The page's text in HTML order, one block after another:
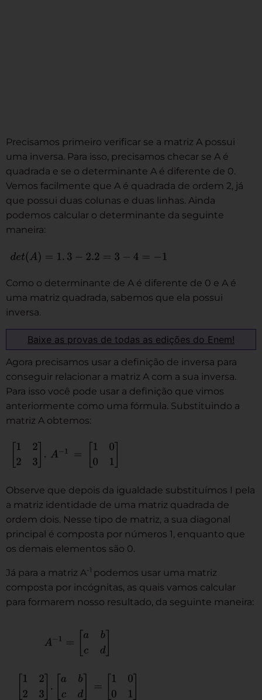
Precisamos primeiro verificar se a matriz A possui
uma inversa. Para isso, precisamos checar se A é
quadrada e se o determinante A é diferente de 0.
Vemos facilmente que A é quadrada de ordem 2, já
que possui duas colunas e duas linhas. Ainda
podemos calcular o determinante da seguinte
maneira:
Como o determinante de A é diferente de 0 e A é
uma matriz quadrada, sabemos que ela possui
inversa.
Baixe as provas de todas as edições do Enem!
Agora precisamos usar a definição de inversa para
conseguir relacionar a matriz A com a sua inversa.
Para isso você pode usar a definição que vimos
anteriormente como uma fórmula. Substituindo a
matriz A obtemos:
Observe que depois da igualdade substituímos I pela
a matriz identidade de uma matriz quadrada de
ordem dois. Nesse tipo de matriz, a sua diagonal
principal é composta por números 1, enquanto que
os demais elementos são 0.
Já para a matriz A-1 podemos usar uma matriz
composta por incógnitas, as quais vamos calcular
para formarem nosso resultado, da seguinte maneira: